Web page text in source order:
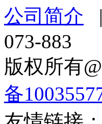
公司简介
073-883
版权所有
备